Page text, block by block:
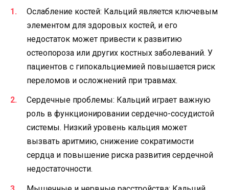
Ослабление костей: Кальций является ключевым
элементом для здоровых костей, и его
недостаток может привести к развитию
остеопороза или других костных заболеваний. У
пациентов с гипокальциемией повышается риск
переломов и осложнений при травмах.
Сердечные проблемы: Кальций играет важную
роль в функционировании сердечно-сосудистой
системы. Низкий уровень кальция может
вызвать аритмию, снижение сократимости
сердца и повышение риска развития сердечной
недостаточности.